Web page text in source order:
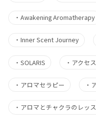
・ Awakening Aromatherapy
・ Inner Scent Journey
・ SOLARIS ・ アクセス
・ アロマセラピー ・
・ アロマとチャクラのレッ